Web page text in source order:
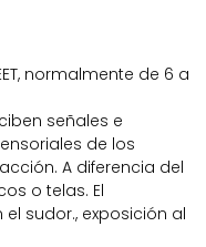
normalmente de 6 a
señales e
de los
A diferencia del
o telas. El
sudor., exposición al